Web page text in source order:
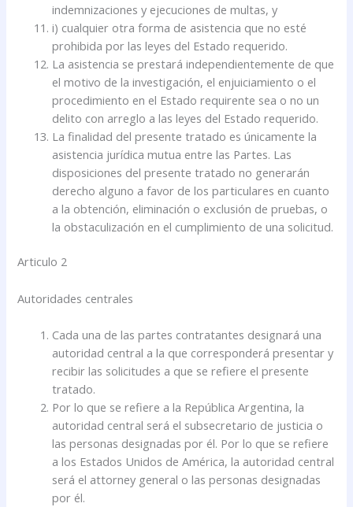
indemnizaciones y ejecuciones de multas, y
i) cualquier otra forma de asistencia que no esté
prohibida por las leyes del Estado requerido.
La asistencia se prestará independientemente de que
el motivo de la investigación, el enjuiciamiento o el
procedimiento en el Estado requirente sea o no un
delito con arreglo a las leyes del Estado requerido.
La finalidad del presente tratado es únicamente la
asistencia jurídica mutua entre las Partes. Las
disposiciones del presente tratado no generarán
derecho alguno a favor de los particulares en cuanto
a la obtención, eliminación o exclusión de pruebas, o
la obstaculización en el cumplimiento de una solicitud.
Articulo 2
Autoridades centrales
Cada una de las partes contratantes designará una
autoridad central a la que corresponderá presentar y
recibir las solicitudes a que se refiere el presente
tratado.
Por lo que se refiere a la República Argentina, la
autoridad central será el subsecretario de justicia o
las personas designadas por él. Por lo que se refiere
a los Estados Unidos de América, la autoridad central
será el attorney general o las personas designadas
por él.